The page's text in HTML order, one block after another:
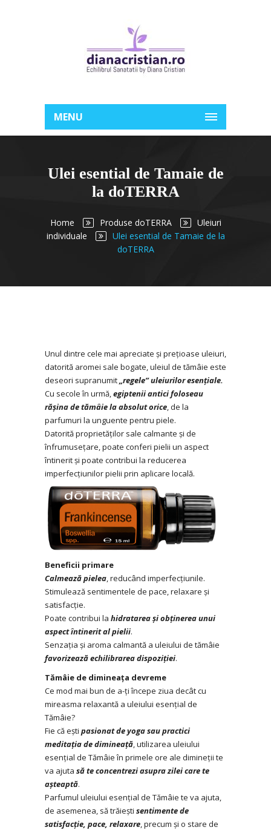
MENU
Ulei esential de Tamaie de
la doTERRA
Home Produse doTERRA
Uleiuri
individuale
Ulei esential de Tamaie de la
doTERRA
Unul dintre cele mai apreciate și prețioase uleiuri,
datorită aromei sale bogate, uleiul de tămâie este
deseori supranumit„regele” uleiurilor esențiale.
Cu secole în urmă,egiptenii antici foloseau
rășina de tămâie la absolut orice, de la
parfumuri la unguente pentru piele.
Datorită proprietăților sale calmante și de
înfrumusețare, poate conferi pielii un aspect
întinerit și poate contribui la reducerea
imperfecțiunilor pielii prin aplicare locală.
Beneficii primare
Calmează pielea, reducând imperfecțiunile.
Stimulează sentimentele de pace, relaxare și
satisfacție.
Poate contribui la hidratarea și obținerea unui
aspect întinerit al pielii.
Senzația și aroma calmantă a uleiului de tămâie
favorizează echilibrarea dispoziției.
Tămâie de dimineața devreme
Ce mod mai bun de a-ți începe ziua decât cu
mireasma relaxantă a uleiului esențial de
Tămâie?
Fie că ești pasionat de yoga sau practici
meditația de dimineață, utilizarea uleiului
esențial de Tămâie în primele ore ale dimineții te
va ajuta să te concentrezi asupra zilei care te
așteaptă.
Parfumul uleiului esențial de Tămâie te va ajuta,
de asemenea, să trăiești sentimente de
satisfacție, pace, relaxare, precum și o stare de